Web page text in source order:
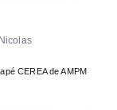
CEREA de AMPM